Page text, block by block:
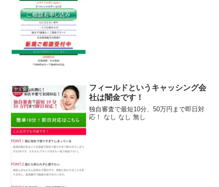
ヤミ金
フィールドというキャッシング会
社は闇金です！
独自審査で最短10分、50万円まで即日対
応！ なし なし 無し